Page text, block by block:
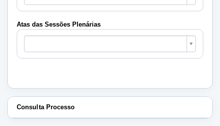
Sessões
Plenárias
Atas das Sessões Plenárias
Atas
Sessões
Plenárias
Consulta Processo